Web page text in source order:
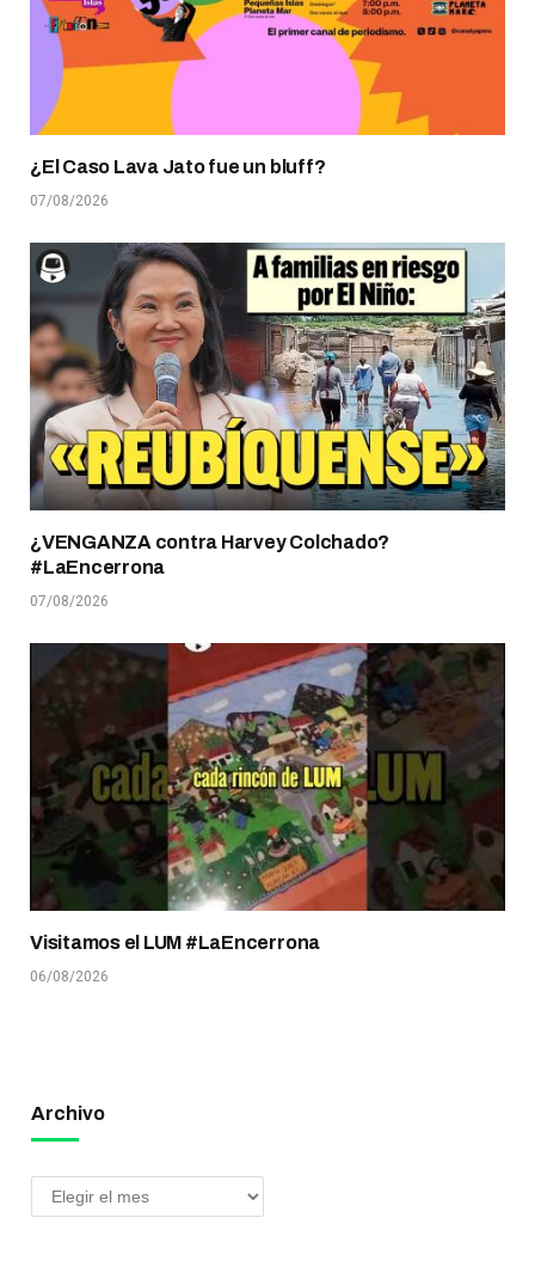
¿El Caso Lava Jato fue un bluff?
07/08/2026
¿VENGANZA contra Harvey Colchado?
#LaEncerrona
07/08/2026
Visitamos el LUM #LaEncerrona
06/08/2026
Archivo